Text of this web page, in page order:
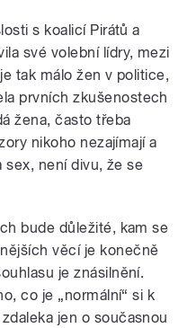
s koalicí Pirátů a
své volební lídry, mezi
tak málo žen v politice,
prvních zkušenostech
žena, často třeba
nikoho nezajímají a
sex, není divu, že se
bude důležité, kam se
věcí je konečně
je znásilnění.
co je „normální“ si k
jen o současnou